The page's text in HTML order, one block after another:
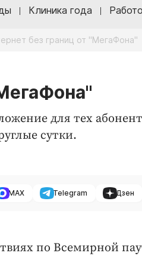
Клиника года
без границ от "МегаФона"
для тех
сутки.
MAX Telegram Дзен
по Всемирной